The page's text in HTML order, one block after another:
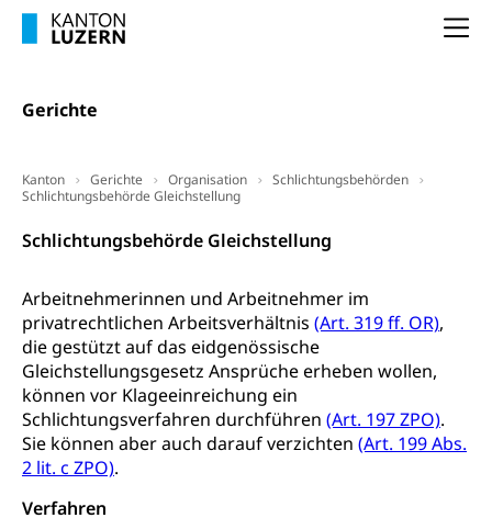
Gerichte
Kanton Gerichte Organisation
Schlichtungsbehörden
Schlichtungsbehörde Gleichstellung
Schlichtungsbehörde Gleichstellung
Arbeitnehmerinnen und Arbeitnehmer im
privatrechtlichen Arbeitsverhältnis (Art. 319 ff. OR),
die gestützt auf das eidgenössische
Gleichstellungsgesetz Ansprüche erheben wollen,
können vor Klageeinreichung ein
Schlichtungsverfahren durchführen (Art. 197 ZPO).
Sie können aber auch darauf verzichten (Art. 199 Abs.
2 lit. c ZPO).
Verfahren
Berufsberatung, Standortbestimmung,
Studienberatung, Beratung und Unterstützung,
Berufsabschluss für Erwachsene
Bildung & Berufsabschluss für Erwachsene
Fachperson Betreuung (verkürzte
Grundbildung)
Grundbildung)
Allgemeinbildung für Erwachsene
Berufsberatung (berufsberatung.ch)
Grundkompetenzen (einfach-besser.ch)
Bildung & Berufsabschluss für Erwachsene
Berufliche Grundbildung
Berufswahl & Berufsberatung, Schnupperlehre und
Lehrstellensuche, Berufsmaturität,
Fachstelle Berufsbildung
Schulen und Berufsbildungszentren
Integrationsvorlehre INVOL Zentralschweiz
Fremdsprachen in der Berufslehre –
MobiLingua
Informationen für Lernende und Gesetzliche
Vertreter
Informationen für zugewanderte Personen
Hochschule Fachhochschule
Studium, Hochschulstudium, tertiäre Bildung
Campus Horw
Campus Horw (HSLU)
Fachstelle Hochschulbildung
Mittelschulen
Gymnasium, Handelsmittelschule, Sekundarstufe II,
Kantonsschule, Fachmittelschule, Fachmatura,
Fachklasse Grafik Luzern, Berufsmatura,
Informatikmittelschule, Fachmittelschulzentrum
Berufsmatura BM, Aufnahmebedingungen FMS und